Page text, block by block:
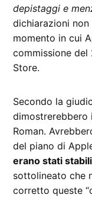
depistaggi e
dichiarazioni
momento in cui
commissione del
Store.
Secondo la
dimostrerebbero
Roman.
del piano di
erano stati
sottolineato che
corretto queste